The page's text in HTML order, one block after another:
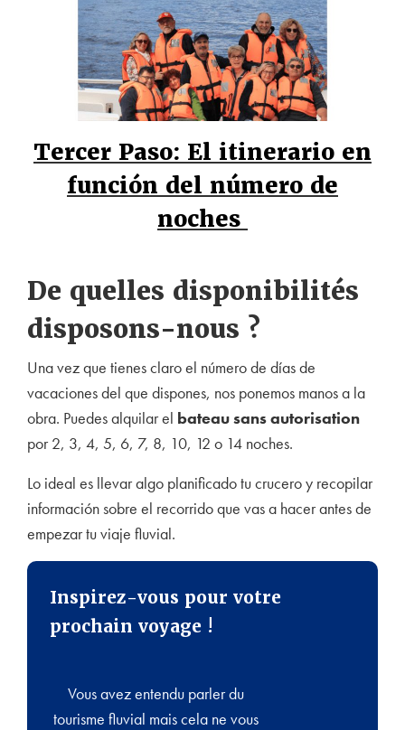
Tercer Paso: El itinerario en
función del número de
noches
De quelles disponibilités
disposons-nous ?
Una vez que tienes claro el número de días de
vacaciones del que dispones, nos ponemos manos a la
obra. Puedes alquilar el bateau sans autorisation
por 2, 3, 4, 5, 6, 7, 8, 10, 12 o 14 noches.
Lo ideal es llevar algo planificado tu crucero y recopilar
información sobre el recorrido que vas a hacer antes de
empezar tu viaje fluvial.
Inspirez-vous pour votre
prochain voyage !
Vous avez entendu parler du
tourisme fluvial mais cela ne vous